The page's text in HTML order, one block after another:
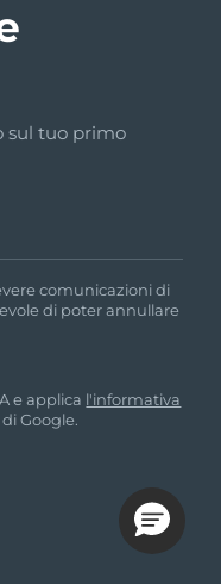
sul tuo primo
comunicazioni di
di poter annullare
e applica l'informativa
di Google.